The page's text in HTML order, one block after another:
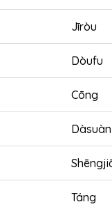
Jīròu
Dòufu
Cōng
Dàsuàn
Táng